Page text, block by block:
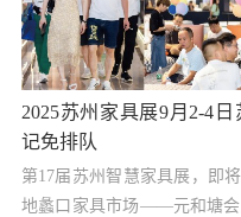
2025苏州家具展9月2-4
记免排队
第17届苏州智慧家具展，即
地蠡口家具市场——元和塘会